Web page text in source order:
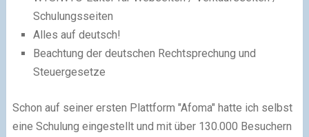
Schulungsseiten
Alles auf deutsch!
Beachtung der deutschen Rechtsprechung und
Steuergesetze
Schon auf seiner ersten Plattform "Afoma" hatte ich selbst
eine Schulung eingestellt und mit über 130.000 Besuchern